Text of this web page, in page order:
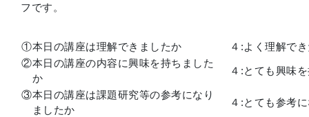
フです。
①本日の講座は理解できましたか
４:よく理解で
②本日の講座の内容に興味を持ちました
か
４:とても興味
③本日の講座は課題研究等の参考になり
ましたか
４:とても参考